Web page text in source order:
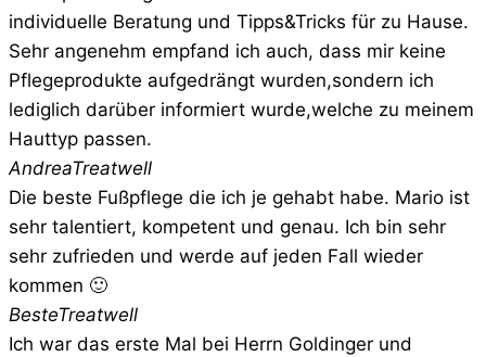
individuelle Beratung und Tipps&Tricks für zu Hause.
Sehr angenehm empfand ich auch, dass mir keine
Pflegeprodukte aufgedrängt wurden,sondern ich
lediglich darüber informiert wurde,welche zu meinem
Hauttyp passen.
AndreaTreatwell
Die beste Fußpflege die ich je gehabt habe. Mario ist
sehr talentiert, kompetent und genau. Ich bin sehr
sehr zufrieden und werde auf jeden Fall wieder
kommen 🙂
BesteTreatwell
Ich war das erste Mal bei Herrn Goldinger und